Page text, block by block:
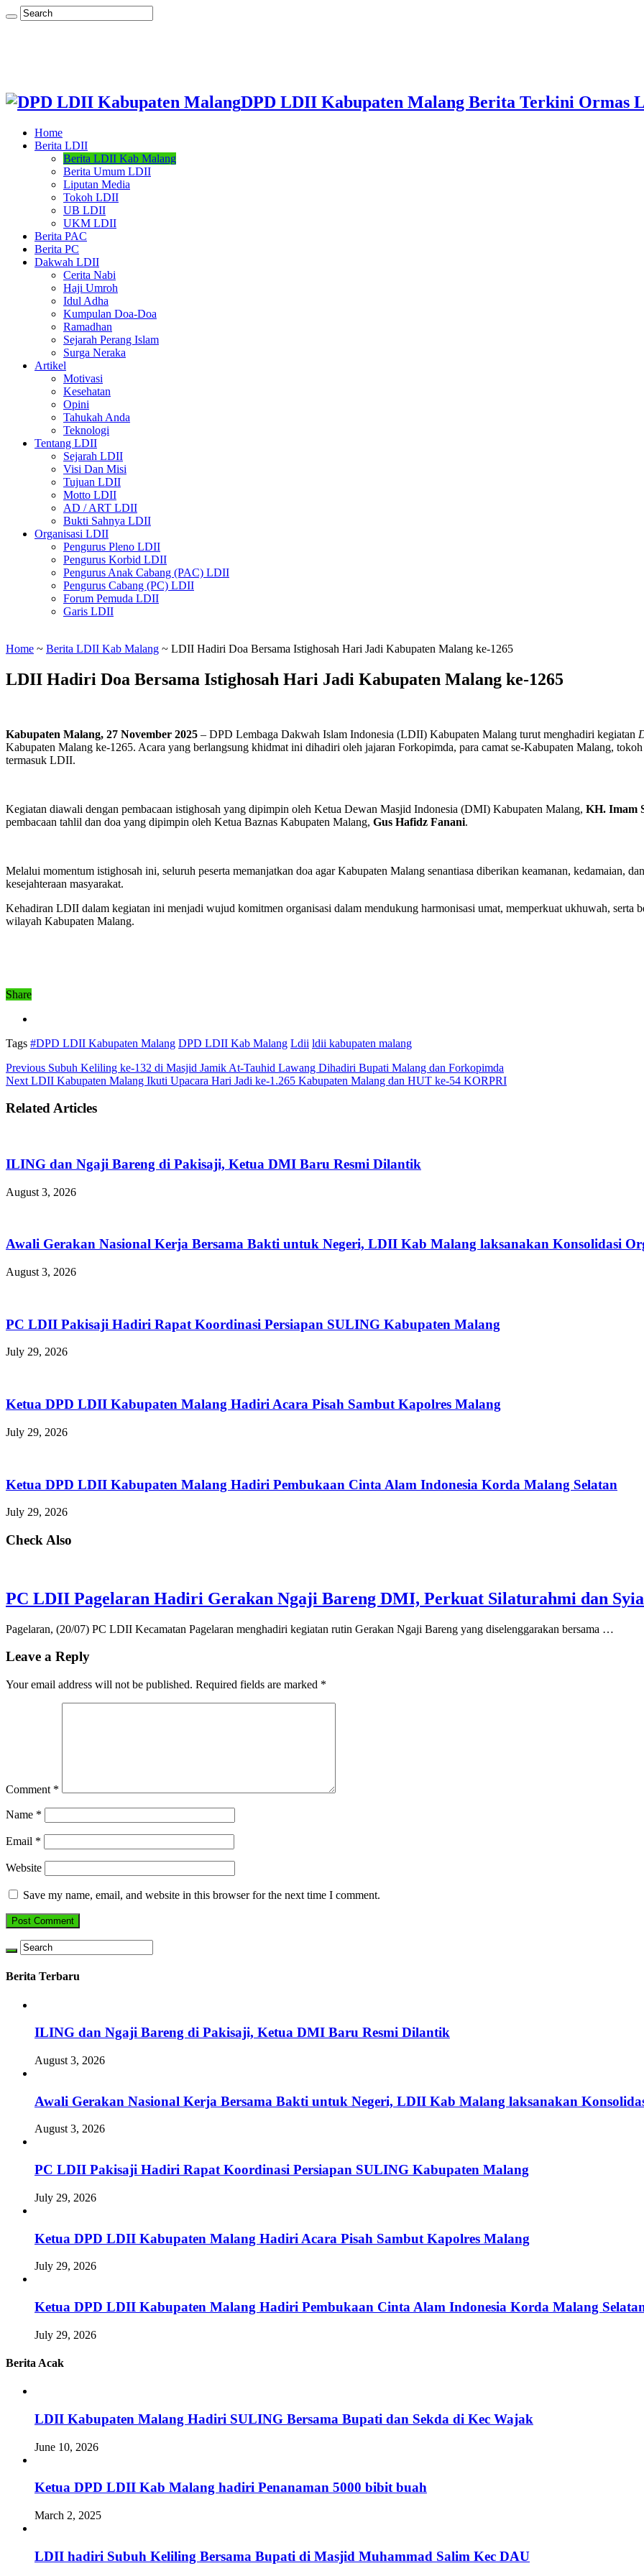
DPD LDII Kabupaten Malang Berita Terkini Ormas
Home
Berita LDII
Berita LDII Kab Malang
Berita Umum LDII
Liputan Media
Tokoh LDII
UB LDII
UKM LDII
Berita PAC
Berita PC
Dakwah LDII
Cerita Nabi
Haji Umroh
Idul Adha
Kumpulan Doa-Doa
Ramadhan
Sejarah Perang Islam
Surga Neraka
Artikel
Motivasi
Kesehatan
Opini
Tahukah Anda
Teknologi
Tentang LDII
Sejarah LDII
Visi Dan Misi
Tujuan LDII
Motto LDII
AD / ART LDII
Bukti Sahnya LDII
Organisasi LDII
Pengurus Pleno LDII
Pengurus Korbid LDII
Pengurus Anak Cabang (PAC) LDII
Pengurus Cabang (PC) LDII
Forum Pemuda LDII
Garis LDII
Home ~ Berita LDII Kab Malang ~ LDII Hadiri Doa Bersama Istighosah Hari Jadi Kabupaten Malang ke-1265
LDII Hadiri Doa Bersama Istighosah Hari Jadi Kabupaten Malang ke-1265
Kabupaten Malang, 27 November 2025 – DPD Lembaga Dakwah Islam Indonesia (LDII) Kabupaten Malang turut menghadiri kegiatan
Kabupaten Malang ke-1265. Acara yang berlangsung khidmat ini dihadiri oleh jajaran Forkopimda, para camat se-Kabupaten Malang,
termasuk LDII.
Kegiatan diawali dengan pembacaan istighosah yang dipimpin oleh Ketua Dewan Masjid Indonesia (DMI) Kabupaten Malang, KH. Imam
pembacaan tahlil dan doa yang dipimpin oleh Ketua Baznas Kabupaten Malang, Gus Hafidz Fanani.
Melalui momentum istighosah ini, seluruh peserta memanjatkan doa agar Kabupaten Malang senantiasa diberikan keamanan, kedamaian,
kesejahteraan masyarakat.
Kehadiran LDII dalam kegiatan ini menjadi wujud komitmen organisasi dalam mendukung harmonisasi umat, memperkuat ukhuwah, serta
wilayah Kabupaten Malang.
Share
Tags #DPD LDII Kabupaten Malang DPD LDII Kab Malang Ldii ldii kabupaten malang
Previous Subuh Keliling ke-132 di Masjid Jamik At-Tauhid Lawang Dihadiri Bupati Malang dan Forkopimda
Next LDII Kabupaten Malang Ikuti Upacara Hari Jadi ke-1.265 Kabupaten Malang dan HUT ke-54 KORPRI
Related Articles
ILING dan Ngaji Bareng di Pakisaji, Ketua DMI Baru Resmi Dilantik
August 3, 2026
Awali Gerakan Nasional Kerja Bersama Bakti untuk Negeri, LDII Kab Malang laksanakan Konsolidasi
August 3, 2026
PC LDII Pakisaji Hadiri Rapat Koordinasi Persiapan SULING Kabupaten Malang
July 29, 2026
Ketua DPD LDII Kabupaten Malang Hadiri Acara Pisah Sambut Kapolres Malang
July 29, 2026
Ketua DPD LDII Kabupaten Malang Hadiri Pembukaan Cinta Alam Indonesia Korda Malang Selatan
July 29, 2026
Check Also
PC LDII Pagelaran Hadiri Gerakan Ngaji Bareng DMI, Perkuat Silaturahmi dan
Pagelaran, (20/07) PC LDII Kecamatan Pagelaran menghadiri kegiatan rutin Gerakan Ngaji Bareng yang diselenggarakan bersama …
Leave a Reply
Your email address will not be published. Required fields are marked *
Comment *
Name *
Email *
Website
Save my name, email, and website in this browser for the next time I comment.
Berita Terbaru
ILING dan Ngaji Bareng di Pakisaji, Ketua DMI Baru Resmi Dilantik
August 3, 2026
Awali Gerakan Nasional Kerja Bersama Bakti untuk Negeri, LDII Kab Malang laksanakan
August 3, 2026
PC LDII Pakisaji Hadiri Rapat Koordinasi Persiapan SULING Kabupaten Malang
July 29, 2026
Ketua DPD LDII Kabupaten Malang Hadiri Acara Pisah Sambut Kapolres Malang
July 29, 2026
Ketua DPD LDII Kabupaten Malang Hadiri Pembukaan Cinta Alam Indonesia Korda Malang
July 29, 2026
Berita Acak
LDII Kabupaten Malang Hadiri SULING Bersama Bupati dan Sekda di Kec Wajak
June 10, 2026
Ketua DPD LDII Kab Malang hadiri Penanaman 5000 bibit buah
March 2, 2025
LDII hadiri Subuh Keliling Bersama Bupati di Masjid Muhammad Salim Kec DAU